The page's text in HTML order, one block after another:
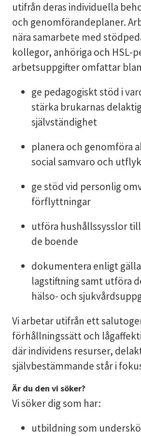
utifrån deras individuella
och genomförandeplaner.
nära samarbete med
kollegor, anhöriga och HSL-
arbetsuppgifter omfattar
ge pedagogiskt stöd i
stärka brukarnas
självständighet
planera och genomföra
social samvaro och
ge stöd vid personlig
förflyttningar
utföra hushållssysslor
de boende
dokumentera enligt
lagstiftning samt utföra
hälso- och
Vi arbetar utifrån ett
förhållningssätt och
där individens resurser,
självbestämmande står i
Är du den vi söker?
Vi söker dig som har:
utbildning som